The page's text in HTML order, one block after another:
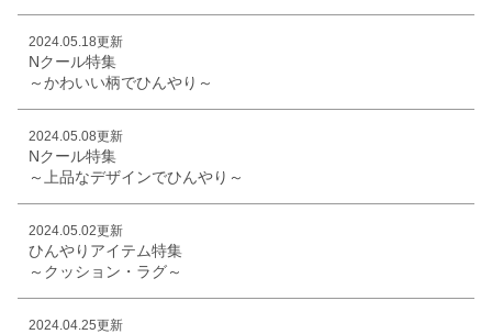
2024.05.18更新
Nクール特集
～かわいい柄でひんやり～
2024.05.08更新
Nクール特集
～上品なデザインでひんやり～
2024.05.02更新
ひんやりアイテム特集
～クッション・ラグ～
2024.04.25更新